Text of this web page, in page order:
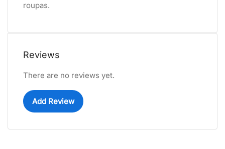
roupas.
Reviews
There are no reviews yet.
Add Review